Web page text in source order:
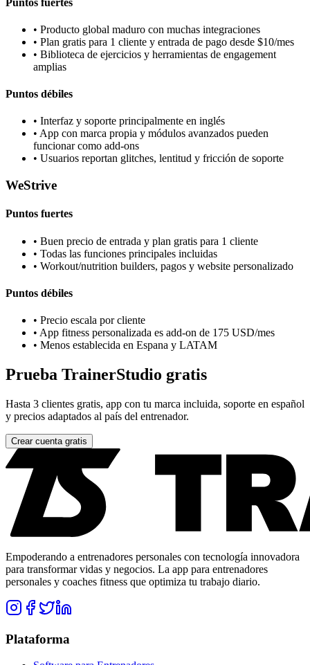
• Producto global maduro con muchas integraciones
• Plan gratis para 1 cliente y entrada de pago desde $10/mes
• Biblioteca de ejercicios y herramientas de engagement
amplias
Puntos débiles
• Interfaz y soporte principalmente en inglés
• App con marca propia y módulos avanzados pueden
funcionar como add-ons
• Usuarios reportan glitches, lentitud y fricción de soporte
WeStrive
Puntos fuertes
• Buen precio de entrada y plan gratis para 1 cliente
• Todas las funciones principales incluidas
• Workout/nutrition builders, pagos y website personalizado
Puntos débiles
• Precio escala por cliente
• App fitness personalizada es add-on de 175 USD/mes
• Menos establecida en Espana y LATAM
Prueba TrainerStudio gratis
Hasta 3 clientes gratis, app con tu marca incluida, soporte en español
y precios adaptados al país del entrenador.
Crear cuenta gratis
Empoderando a entrenadores personales con tecnología innovadora
para transformar vidas y negocios. La app para entrenadores
personales y coaches fitness que optimiza tu trabajo diario.
Plataforma